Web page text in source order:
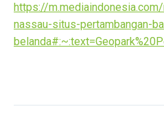
https://
nassau-situs-pertambangan-